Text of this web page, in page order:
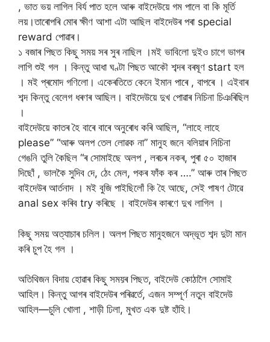
, ভাত ভয় লাগিল বিৰ্য পাত হলে আৰু বাইদেউয়ে গম পালে বা কি মূৰ্তি
লয়।তাৰোপৰি মোৰ ক্ষীণ আশা এটা আছিল বাইদেউৰ পৰা special
reward পোৱাৰ।
১ বজাৰ পিছত কিছু সময় সৰ সুৰ নাছিল ।মই ভাবিলো দুইও চাগে ভাগৰ
লাগি শুই গল । কিন্তু আধা ঘণ্টা পিছত আকৌ শব্দৰ বৰষূণ start হল
। মই প্ৰমোদ গণিলো। একেৰতিতে কেনে ইমান পাৰে , বাপৰে । এইবাৰ
শব্দ কিন্তু বেলেগ ধৰণৰ আছিল। বাইদেউয়ে দুখ পোৱাৰ নিচিনা চিঞৰিছিল
।
বাইদেউয়ে কাতৰ হৈ বাৰে বাৰে অনুৰোধ কৰি আছিল, “লাহে লাহে
please” “আৰু অলপ তেল লোৱক না” মানুহ জনে বলিয়াৰ নিচিনা
গেঙনি তুলি কৈছিল “ৰ সোমাইছে অলপ , লৰচৰ নকৰ, পুৰা ৫০ হাজাৰ
দিছোঁ , ভালকৈ সুদিব দে, ঠেং মেল, পকৰ ফাঁক কৰ ….” আৰু তাৰ পিছত
বাইদেউৰ আৰ্তনাদ । মই বুজি পাইছিলোঁ কি হৈ আছে, সেই পাষণ টোৱে
anal sex কৰিব try কৰিছে । বাইদেউৰ কাৰণে দুখ লাগিল ।
কিছু সময় অত্যাচাৰ চলিল। অলপ পিছত মানুহজনে অদ্ভূত শব্দ দুটা মান
কৰি চুপ হৈ গল ।
অতিথিজন বিদায় হোৱাৰ কিছু সময়ৰ পিছত, বাইদেউ কোঠালৈ সোমাই
আহিল। কিন্তু আগৰ বাইদেউৰ পৰিৱৰ্তে, এজন সম্পূৰ্ণ নতুন বাইদেউ
আহিল—চুলি খোলা , শাড়ী ঢিলা, মুখত এক দুষ্ট হাঁহি।